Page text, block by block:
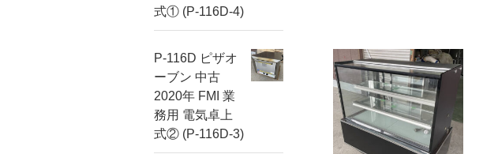
式① (P-116D-4)
P-116D ピザオ
ーブン 中古
2020年 FMI 業
務用 電気卓上
式② (P-116D-3)